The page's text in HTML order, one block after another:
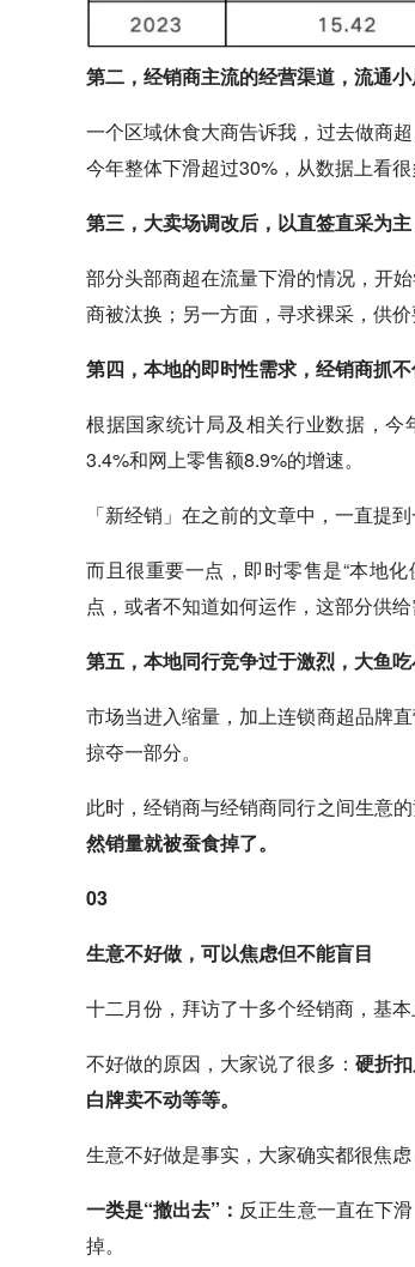
第二，经销商主流的经营渠道，流通
一个区域休食大商告诉我，过去做商
今年整体下滑超过30%，从数据上看
第三，大卖场调改后，以直签直采为
部分头部商超在流量下滑的情况，开
商被汰换；另一方面，寻求裸采，供
第四，本地的即时性需求，经销商抓不
根据国家统计局及相关行业数据，
3.4%和网上零售额8.9%的增速。
「新经销」在之前的文章中，一直提
而且很重要一点，即时零售是“本地
点，或者不知道如何运作，这部分供
第五，本地同行竞争过于激烈，大鱼吃
市场当进入缩量，加上连锁商超品牌
掠夺一部分。
此时，经销商与经销商同行之间生意
然销量就被蚕食掉了。
03
生意不好做，可以焦虑但不能盲目
十二月份，拜访了十多个经销商，基
不好做的原因，大家说了很多： 硬折
白牌卖不动等等。
生意不好做是事实，大家确实都很焦
一类是“撤出去”： 反正生意一直在下
掉。